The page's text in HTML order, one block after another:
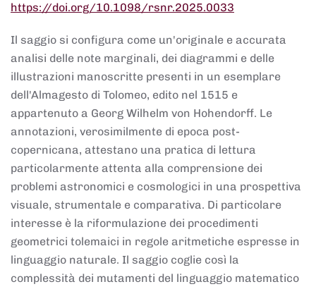
https://doi.org/10.1098/rsnr.2025.0033
Il saggio si configura come un'originale e accurata
analisi delle note marginali, dei diagrammi e delle
illustrazioni manoscritte presenti in un esemplare
dell'Almagesto di Tolomeo, edito nel 1515 e
appartenuto a Georg Wilhelm von Hohendorff. Le
annotazioni, verosimilmente di epoca post-
copernicana, attestano una pratica di lettura
particolarmente attenta alla comprensione dei
problemi astronomici e cosmologici in una prospettiva
visuale, strumentale e comparativa. Di particolare
interesse è la riformulazione dei procedimenti
geometrici tolemaici in regole aritmetiche espresse in
linguaggio naturale. Il saggio coglie così la
complessità dei mutamenti del linguaggio matematico